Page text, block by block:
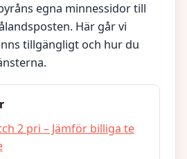
egna minnessidor till
Här går vi
tillgängligt och hur du
2 pri – Jämför billiga te